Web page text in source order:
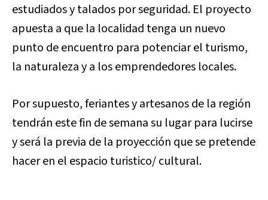
estudiados y talados por seguridad. El proyecto
apuesta a que la localidad tenga un nuevo
punto de encuentro para potenciar el turismo,
la naturaleza y a los emprendedores locales.
Por supuesto, feriantes y artesanos de la región
tendrán este fin de semana su lugar para lucirse
y será la previa de la proyección que se pretende
hacer en el espacio turistico/ cultural.